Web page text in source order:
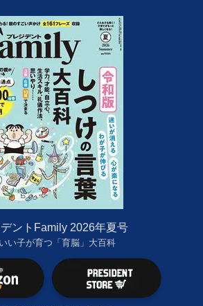
ントFamily 2026年夏号
い子が育つ「育脳」大百科